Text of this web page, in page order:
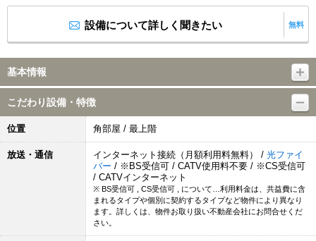
設備について詳しく聞きたい 無料
基本情報
こだわり設備・特徴
位置 角部屋 / 最上階
放送・通信 インターネット接続（月額利用料無料） / 光ファイ
バー / ※BS受信可 / CATV使用料不要 / ※CS受信可
/ CATVインターネット
※ BS受信可 , CS受信可 , について…利用料金は、共益費に含
まれるタイプや個別に契約するタイプなど物件により異なり
ます。詳しくは、物件お取り扱い不動産会社にお問合せくだ
さい。